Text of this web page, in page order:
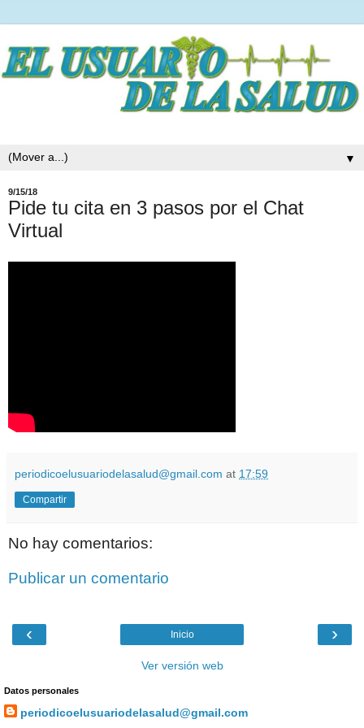
▼
9/15/18
Pide tu cita en 3 pasos por el Chat
Virtual
periodicoelusuariodelasalud@gmail.com at 17:59
Compartir
No hay comentarios:
Publicar un comentario
‹ ›
Inicio
Ver versión web
Datos personales
periodicoelusuariodelasalud@gmail.com